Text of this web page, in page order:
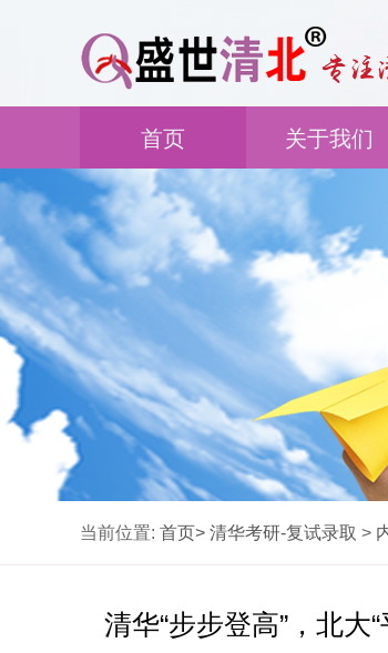
首页 关于我们
当前位置: 首页> 清华考研-复试录取 >
清华“步步登高”，北